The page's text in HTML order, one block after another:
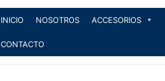
INICIO NOSOTROS ACCESORIOS
CONTACTO